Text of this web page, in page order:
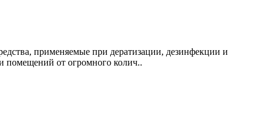
применяемые при дератизации, дезинфекции и
помещений от огромного колич..